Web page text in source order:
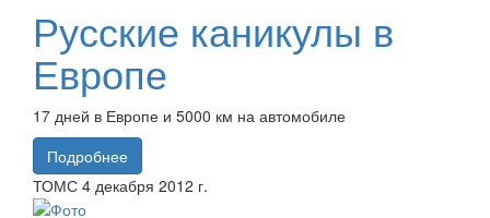
Русские каникулы в
Европе
17 дней в Европе и 5000 км на автомобиле
Подробнее
ТОМС 4 декабря 2012 г.